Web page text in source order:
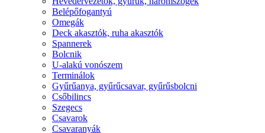
Belépőfogantyú
Omegák
Deck akasztók, ruha akasztók
Spannerek
Bolcnik
U-alakú vonószem
Terminálok
Gyűrűanya, gyűrűcsavar, gyűrűsbolcni
Csőbilincs
Szegecs
Csavarok
Csavaranyák